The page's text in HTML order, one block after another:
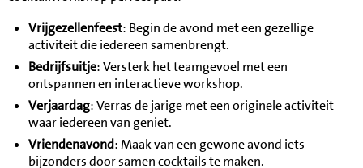
Vrijgezellenfeest: Begin de avond met een gezellige
activiteit die iedereen samenbrengt.
Bedrijfsuitje: Versterk het teamgevoel met een
ontspannen en interactieve workshop.
Verjaardag: Verras de jarige met een originele activiteit
waar iedereen van geniet.
Vriendenavond: Maak van een gewone avond iets
bijzonders door samen cocktails te maken.